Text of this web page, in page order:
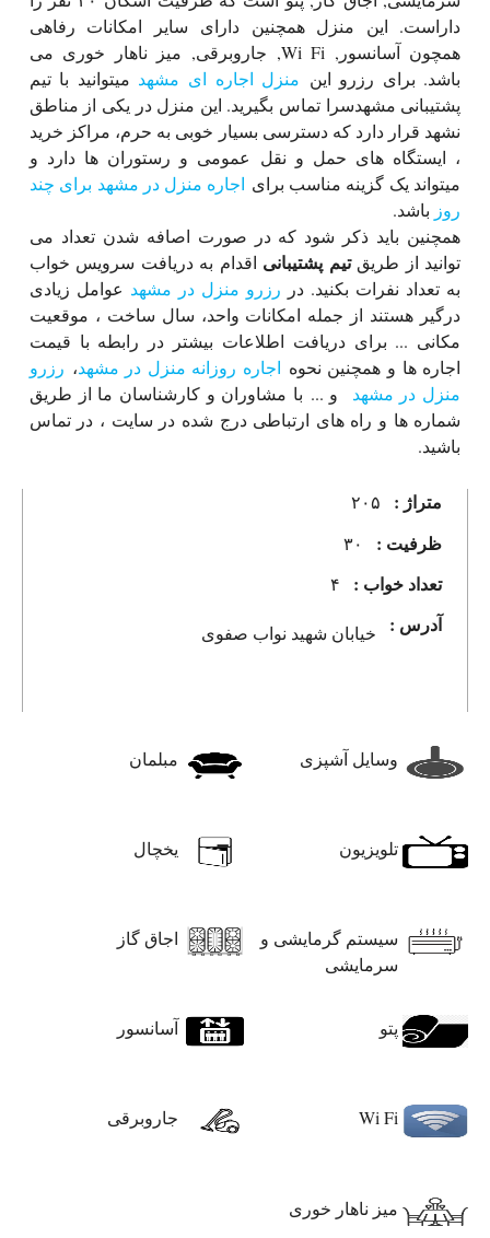
داراست. این منزل همچنین دارای سایر امکانات رفاهی
همچون آسانسور, Wi Fi, جاروبرقی, میز ناهار خوری می
باشد. برای رزرو این منزل اجاره ای مشهد میتوانید با تیم
پشتیبانی مشهدسرا تماس بگیرید. این منزل در یکی از مناطق
نشهد قرار دارد که دسترسی بسیار خوبی به حرم، مراکز خرید
، ایستگاه های حمل و نقل عمومی و رستوران ها دارد و
میتواند یک گزینه مناسب برای اجاره منزل در مشهد برای چند
روز باشد.
همچنین باید ذکر شود که در صورت اصافه شدن تعداد می
توانید از طریقتیم پشتیبانی اقدام به دریافت سرویس خواب
به تعداد نفرات بکنید. در رزرو منزل در مشهد عوامل زیادی
درگیر هستند از جمله امکانات واحد، سال ساخت ، موقعیت
مکانی ... برای دریافت اطلاعات بیشتر در رابطه با قیمت
اجاره ها و همچنین نحوه اجاره روزانه منزل در مشهد، رزرو
منزل در مشهد و ... با مشاوران و کارشناسان ما از طریق
شماره ها و راه های ارتباطی درج شده در سایت ، در تماس
باشید.
متراژ : ۲۰۵
ظرفیت : ۳۰
تعداد خواب : ۴
آدرس : خیابان شهید نواب صفوی
وسایل آشپزی مبلمان
تلویزیون یخچال
سیستم گرمایشی و
سرمایشی
اجاق گاز
پتو آسانسور
Wi Fi جاروبرقی
میز ناهار خوری